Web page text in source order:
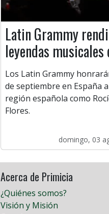
Latin Grammy
leyendas
Los Latin Grammy
de septiembre en España
región española como
Flores.
domingo, 03
Acerca de Primicia
¿Quiénes somos?
Visión y Misión